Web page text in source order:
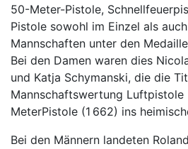
50-Meter-Pistole,
Pistole sowohl im Einzel als
Mannschaften unter den
Bei den Damen waren dies
und Katja Schymanski, die die
Mannschaftswertung Luftpistole
MeterPistole (1 662) ins
Bei den Männern landeten